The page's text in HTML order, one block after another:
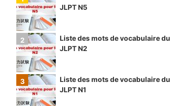
JLPT N5
Liste des mots de vocabulaire du
JLPT N2
Liste des mots de vocabulaire du
JLPT N1